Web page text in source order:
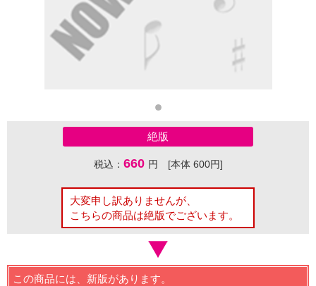
絶版
税込： 660 円 [本体 600円]
大変申し訳ありませんが、
こちらの商品は絶版でございます。
この商品には、新版があります。